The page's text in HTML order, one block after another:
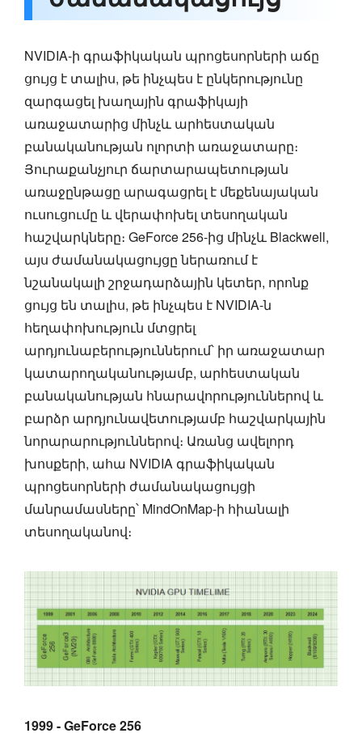
NVIDIA-ի գրաֆիկական պրոցեսորների աճը
ցույց է տալիս, թե ինչպես է ընկերությունը
զարգացել խաղային գրաֆիկայի
առաջատարից մինչև արհեստական
բանականության ոլորտի առաջատարը։
Յուրաքանչյուր ճարտարապետության
առաջընթացը արագացրել է մեքենայական
ուսուցումը և վերափոխել տեսողական
հաշվարկները։ GeForce 256-ից մինչև Blackwell,
այս ժամանակացույցը ներառում է
նշանակալի շրջադարձային կետեր, որոնք
ցույց են տալիս, թե ինչպես է NVIDIA-ն
հեղափոխություն մտցրել
արդյունաբերություններում՝ իր առաջատար
կատարողականությամբ, արհեստական
բանականության հնարավորություններով և
բարձր արդյունավետությամբ հաշվարկային
նորարարություններով։ Առանց ավելորդ
խոսքերի, ահա NVIDIA գրաֆիկական
պրոցեսորների ժամանակացույցի
մանրամասները՝ MindOnMap-ի հիանալի
տեսողականով։
1999 - GeForce 256